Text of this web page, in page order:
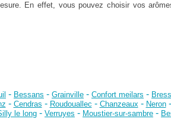
En effet, vous pouvez choisir vos
- Bessans - Grainville - Confort meilars -
- Cendras - Roudouallec - Chanzeaux - Neron-
le long - Verruyes - Moustier-sur-sambre -